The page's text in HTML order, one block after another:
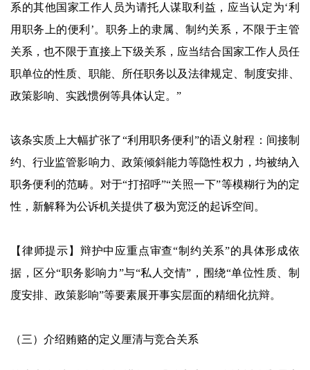
系的其他国家工作人员为请托人谋取利益，应当认定为‘利
用职务上的便利’。职务上的隶属、制约关系，不限于主管
关系，也不限于直接上下级关系，应当结合国家工作人员任
职单位的性质、职能、所任职务以及法律规定、制度安排、
政策影响、实践惯例等具体认定。”
该条实质上大幅扩张了“利用职务便利”的语义射程：间接制
约、行业监管影响力、政策倾斜能力等隐性权力，均被纳入
职务便利的范畴。对于“打招呼”“关照一下”等模糊行为的定
性，新解释为公诉机关提供了极为宽泛的起诉空间。
【律师提示】辩护中应重点审查“制约关系”的具体形成依
据，区分“职务影响力”与“私人交情”，围绕“单位性质、制
度安排、政策影响”等要素展开事实层面的精细化抗辩。
（三）介绍贿赂的定义厘清与竞合关系